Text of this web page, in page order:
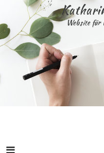
content
Website für